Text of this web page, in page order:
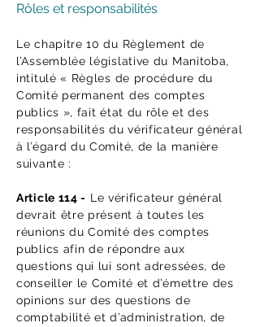
Rôles et responsabilités
Le chapitre 10 du Règlement de
l’Assemblée législative du Manitoba,
intitulé « Règles de procédure du
Comité permanent des comptes
publics », fait état du rôle et des
responsabilités du vérificateur général
à l’égard du Comité, de la manière
suivante :
Article 114 - Le vérificateur général
devrait être présent à toutes les
réunions du Comité des comptes
publics afin de répondre aux
questions qui lui sont adressées, de
conseiller le Comité et d’émettre des
opinions sur des questions de
comptabilité et d’administration, de